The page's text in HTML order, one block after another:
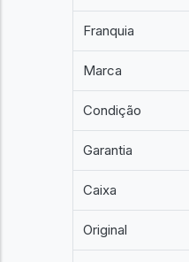
Franquia
Marca
Condição
Garantia
Caixa
Original